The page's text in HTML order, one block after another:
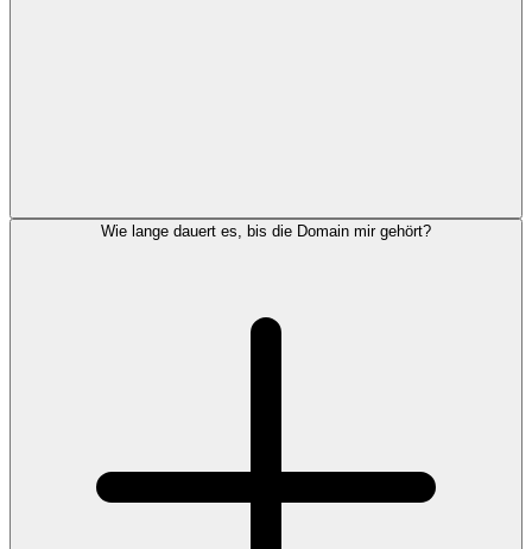
Wie lange dauert es, bis die Domain mir gehört?